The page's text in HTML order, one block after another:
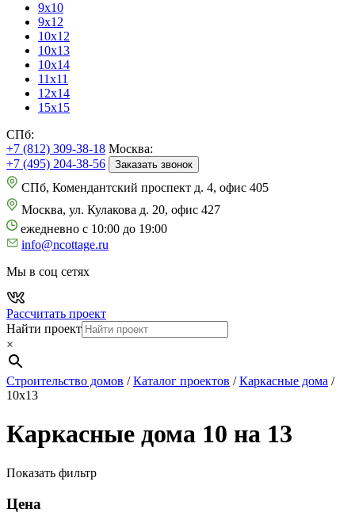
9х10
9х12
10х12
10х13
10х14
11х11
12х14
15х15
СПб:
+7 (812) 309-38-18 Москва:
+7 (495) 204-38-56
Заказать звонок
СПб, Комендантский проспект д. 4, офис 405
Москва, ул. Кулакова д. 20, офис 427
ежедневно с 10:00 до 19:00
info@ncottage.ru
Мы в соц сетях
Рассчитать проект
Найти проект
×
Строительство домов /Каталог проектов /Каркасные дома /
10х13
Каркасные дома 10 на 13
Показать фильтр
Цена